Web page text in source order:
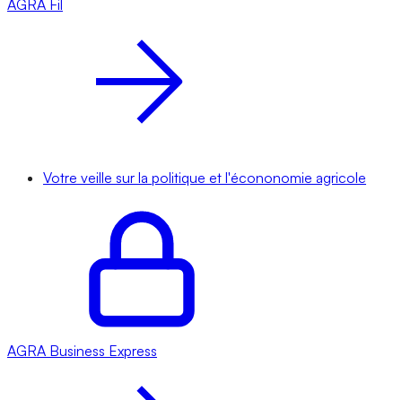
AGRA Fil
Votre veille sur la politique et l'écononomie agricole
AGRA Business Express